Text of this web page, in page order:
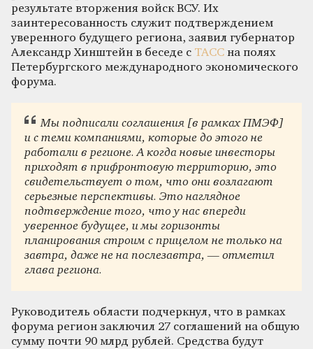
результате вторжения войск ВСУ. Их
заинтересованность служит подтверждением
уверенного будущего региона, заявил губернатор
Александр Хинштейн в беседе с ТАСС на полях
Петербургского международного экономического
форума.
Мы подписали соглашения [в рамках ПМЭФ]
и с теми компаниями, которые до этого не
работали в регионе. А когда новые инвесторы
приходят в прифронтовую территорию, это
свидетельствует о том, что они возлагают
серьезные перспективы. Это наглядное
подтверждение того, что у нас впереди
уверенное будущее, и мы горизонты
планирования строим с прицелом не только на
завтра, даже не на послезавтра, — отметил
глава региона.
Руководитель области подчеркнул, что в рамках
форума регион заключил 27 соглашений на общую
сумму почти 90 млрд рублей. Средства будут